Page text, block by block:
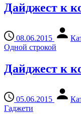
Дайджест к
08.06.2015
Одной строкой
Дайджест к
05.06.2015
Гаджети